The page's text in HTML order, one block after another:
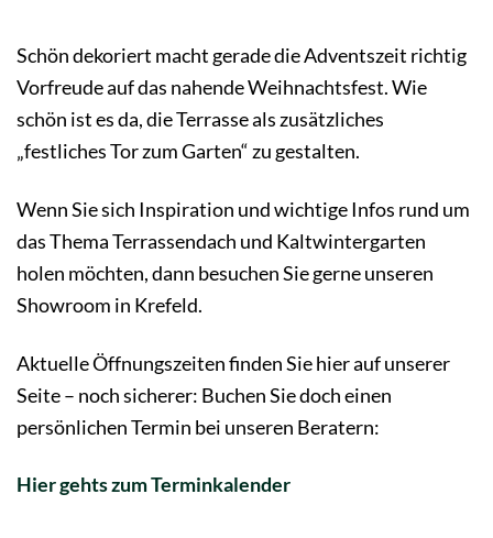
Schön dekoriert macht gerade die Adventszeit richtig
Vorfreude auf das nahende Weihnachtsfest. Wie
schön ist es da, die Terrasse als zusätzliches
„festliches Tor zum Garten“ zu gestalten.
Wenn Sie sich Inspiration und wichtige Infos rund um
das Thema Terrassendach und Kaltwintergarten
holen möchten, dann besuchen Sie gerne unseren
Showroom in Krefeld.
Aktuelle Öffnungszeiten finden Sie hier auf unserer
Seite – noch sicherer: Buchen Sie doch einen
persönlichen Termin bei unseren Beratern:
Hier gehts zum Terminkalender